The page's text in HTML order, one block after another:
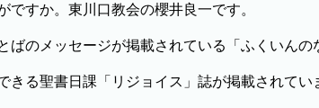
すか。東川口教会の櫻井良一です。
ばのメッセージが掲載されている「ふくいん
きる聖書日課「リジョイス」誌が掲載されてい